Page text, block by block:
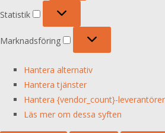
Statistik
Marknadsföring
Hantera alternativ
Hantera tjänster
Hantera {vendor_count}-leverantörer
Läs mer om dessa syften